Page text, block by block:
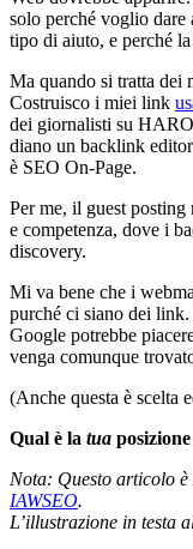
solo perché voglio
tipo di aiuto, e perché
Ma quando si tratta dei
Costruisco i miei link
dei giornalisti su
diano un backlink
è SEO On-Page.
Per me, il guest
e competenza, dove i
discovery.
Mi va bene che i
purché ci siano dei
Google potrebbe
venga comunque
(Anche questa è scelta
Qual è la tua
Nota: Questo articolo
IAWSEO.
L’illustrazione in testa